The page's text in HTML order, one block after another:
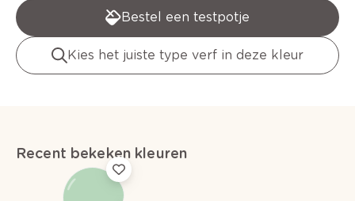
Bestel een testpotje
Kies het juiste type verf in deze kleur
Recent bekeken kleuren